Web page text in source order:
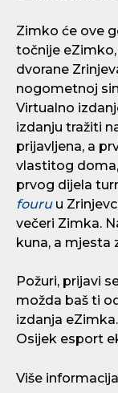
Zimko će ove
točnije
dvorane
nogometnoj
Virtualno
izdanju tražiti
prijavljena, a
vlastitog
prvog dijela
fouru u
večeri Zimka.
kuna, a mjesta
Požuri, prijavi
možda baš ti
izdanja
Osijek esport
Više